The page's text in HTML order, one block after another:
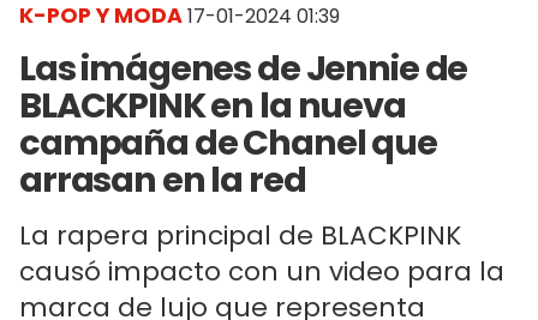
K-POP Y MODA17-01-2024 01:39
Las imágenes de Jennie de
BLACKPINK en la nueva
campaña de Chanel que
arrasan en la red
La rapera principal de BLACKPINK
causó impacto con un video para la
marca de lujo que representa